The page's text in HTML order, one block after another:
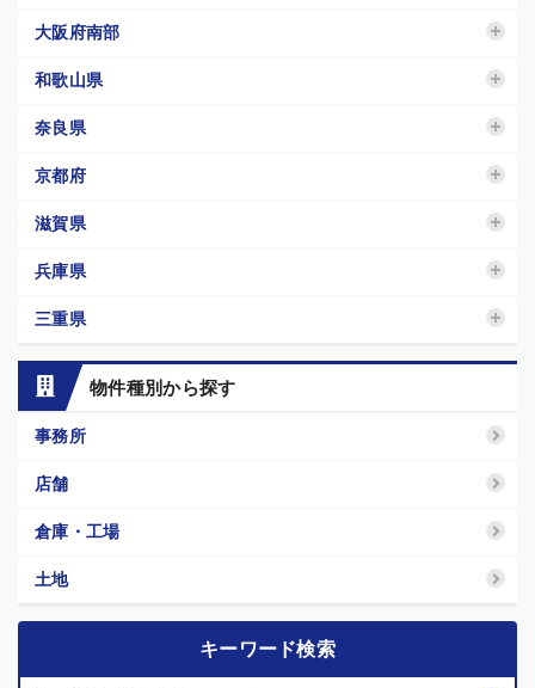
大阪府南部
和歌山県
奈良県
京都府
滋賀県
兵庫県
三重県
物件種別から探す
事務所
店舗
倉庫・工場
土地
キーワード検索